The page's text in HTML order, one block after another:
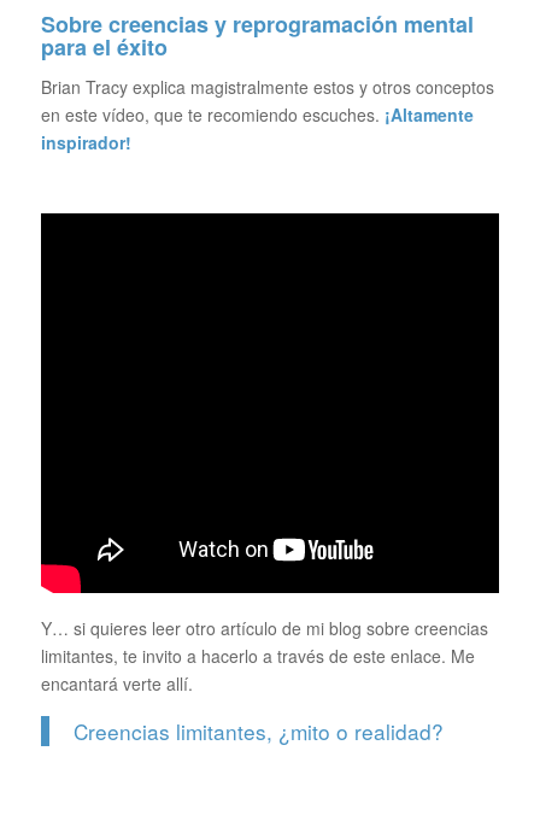
Sobre creencias y reprogramación mental
para el éxito
Brian Tracy explica magistralmente estos y otros conceptos
en este vídeo, que te recomiendo escuches. ¡Altamente
inspirador!
Y… si quieres leer otro artículo de mi blog sobre creencias
limitantes, te invito a hacerlo a través de este enlace. Me
encantará verte allí.
Creencias limitantes, ¿mito o realidad?